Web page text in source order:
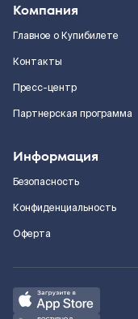
Компания
Главное о Купибилете
Контакты
Пресс-центр
Партнерская программа
Информация
Безопасность
Конфиденциальность
Оферта